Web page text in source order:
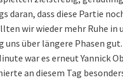
daran, dass diese Partie
wir wieder mehr Ruhe in
uns über längere Phasen
war es erneut Yannick
an diesem Tag